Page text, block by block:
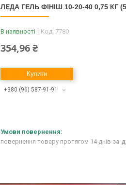
ЛЕДА ГЕЛЬ ФІНІШ 10-20-40 0,75 КГ
В наявності Код: 7780
354,96 ₴
Купити
+380 (96) 587-91-91
повернення товару протягом 14 днів за